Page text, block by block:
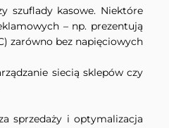
szuflady kasowe. Niektóre
– np. prezentują
zarówno bez napięciowych
siecią sklepów czy
sprzedaży i optymalizacja